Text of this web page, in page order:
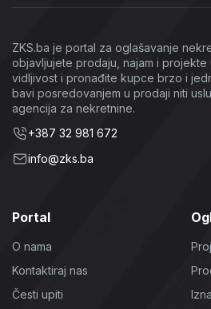
ZKS.ba je portal za oglašavanje
objavljujete prodaju, najam i projekte
vidljivost i pronađite kupce brzo i
bavi posredovanjem u prodaji niti
agencija za nekretnine.
+387 32 981 672
info@zks.ba
Portal
O nama
Kontaktiraj nas
Česti upiti